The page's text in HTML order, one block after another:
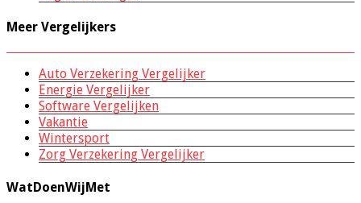
Meer Vergelijkers
Auto Verzekering Vergelijker
Energie Vergelijker
Software Vergelijken
Vakantie
Wintersport
Zorg Verzekering Vergelijker
WatDoenWijMet